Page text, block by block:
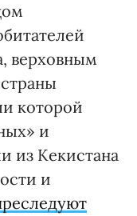
верховным
которой
и
из Кекистана
и